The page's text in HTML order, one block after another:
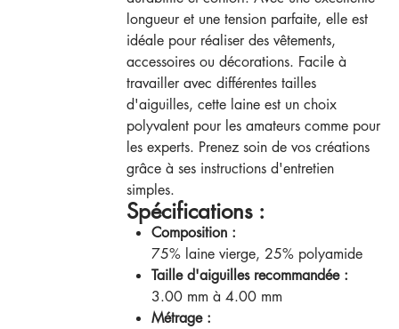
longueur et une tension parfaite, elle est
idéale pour réaliser des vêtements,
accessoires ou décorations. Facile à
travailler avec différentes tailles
d'aiguilles, cette laine est un choix
polyvalent pour les amateurs comme pour
les experts. Prenez soin de vos créations
grâce à ses instructions d'entretien
simples.
Spécifications :
Composition :
75% laine vierge, 25% polyamide
Taille d'aiguilles recommandée :
3.00 mm à 4.00 mm
Métrage :